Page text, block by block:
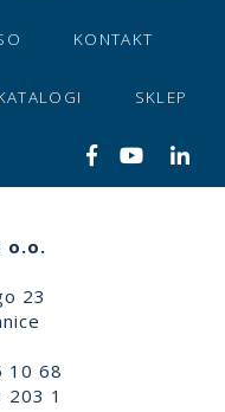
KONTAKT
SKLEP
o.o.
23
10 68
203 1